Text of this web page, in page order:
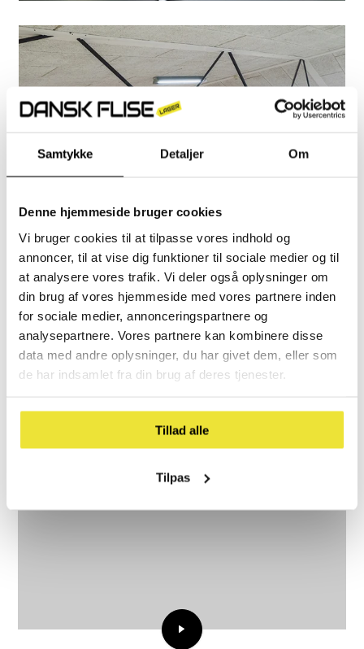
Samtykke Detaljer Om
Denne hjemmeside bruger cookies
Vi bruger cookies til at tilpasse vores indhold og
annoncer, til at vise dig funktioner til sociale medier og til
at analysere vores trafik. Vi deler også oplysninger om
din brug af vores hjemmeside med vores partnere inden
for sociale medier, annonceringspartnere og
analysepartnere. Vores partnere kan kombinere disse
data med andre oplysninger, du har givet dem, eller som
de har indsamlet fra din brug af deres tjenester.
Tillad alle
Tilpas